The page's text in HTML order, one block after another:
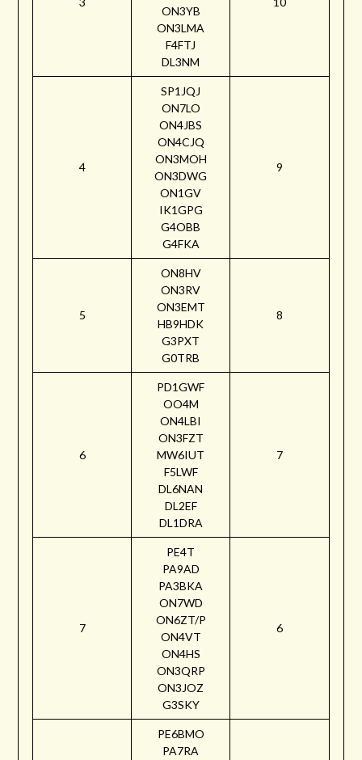
ON3YB
ON3LMA
F4FTJ
DL3NM
4
SP1JQJ
ON7LO
ON4JBS
ON4CJQ
ON3MOH
ON3DWG
ON1GV
IK1GPG
G4OBB
G4FKA
9
5
ON8HV
ON3RV
ON3EMT
HB9HDK
G3PXT
G0TRB
8
6
PD1GWF
OO4M
ON4LBI
ON3FZT
MW6IUT
F5LWF
DL6NAN
DL2EF
DL1DRA
7
7
PE4T
PA9AD
PA3BKA
ON7WD
ON6ZT/P
ON4VT
ON4HS
ON3QRP
ON3JOZ
G3SKY
6
PE6BMO
PA7RA